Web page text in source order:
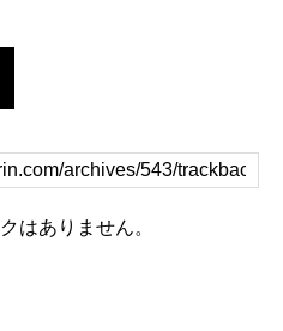
はありません。